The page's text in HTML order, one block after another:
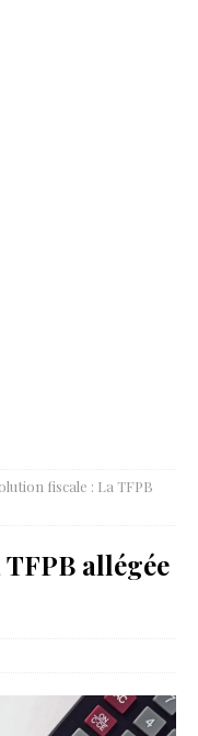
fiscale : La TFPB
allégée